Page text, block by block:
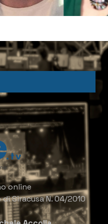
online
Siracusa N. 04/2010